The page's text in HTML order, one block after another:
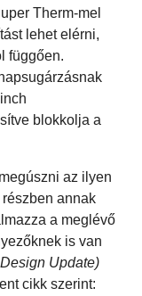
Therm-mel
lehet elérni,
függően.
blokkolja a
az ilyen
annak
a meglévő
is van
Update)
cikk szerint: